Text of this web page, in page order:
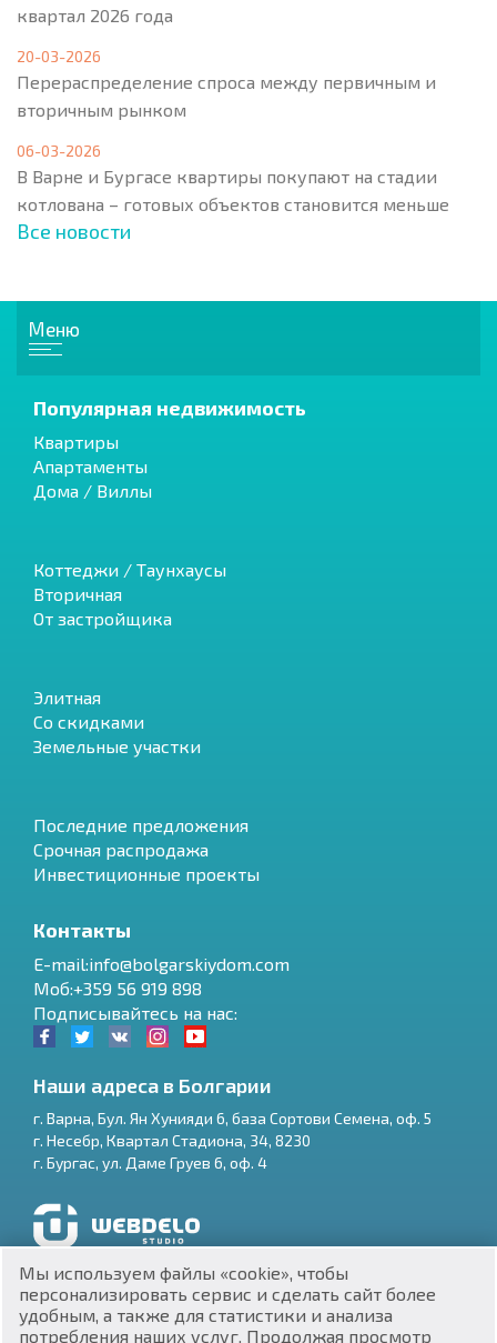
$
₽
₴
квартал 2026 года
20-03-2026
Перераспределение спроса между первичным и
вторичным рынком
06-03-2026
В Варне и Бургасе квартиры покупают на стадии
котлована – готовых объектов становится меньше
Все новости
Меню
Популярная недвижимость
Квартиры
Апартаменты
Дома / Виллы
Коттеджи / Таунхаусы
Вторичная
От застройщика
Элитная
Со скидками
Земельные участки
Последние предложения
Срочная распродажа
Инвестиционные проекты
Контакты
E-mail:info@bolgarskiydom.com
Моб:+359 56 919 898
Подписывайтесь на нас:
Наши адреса в Болгарии
г. Варна, Бул. Ян Хунияди 6, база Сортови Семена, оф. 5
г. Несебр, Квартал Стадиона, 34, 8230
г. Бургас, ул. Даме Груев 6, оф. 4
Разработка и SEO продвижение сайтов
Мы используем файлы «cookie», чтобы
персонализировать сервис и сделать сайт более
удобным, а также для статистики и анализа
потребления наших услуг. Продолжая просмотр